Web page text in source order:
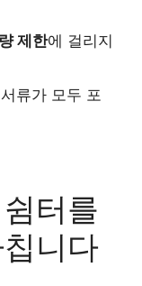
제한에 걸리지
류가 모두 포
터를
니다